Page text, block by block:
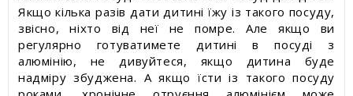
Якщо кілька разів дати дитині їжу із такого посуду,
звісно, ніхто від неї не помре. Але якщо ви
регулярно готуватимете дитині в посуді з
алюмінію, не дивуйтеся, якщо дитина буде
надміру збуджена. А якщо їсти із такого посуду